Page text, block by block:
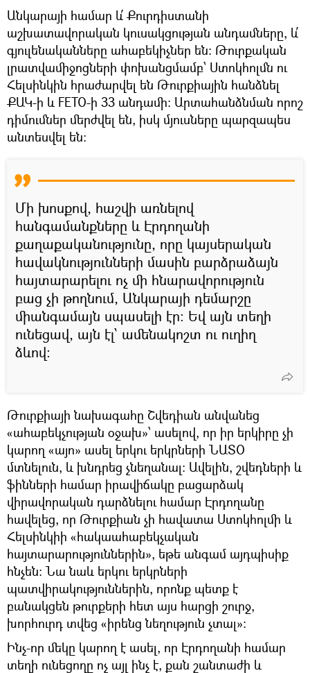
Անկարայի համար և՛ Քուրդիստանի
աշխատավորական կուսակցության անդամները, և՛
գյուլենականները ահաբեկիչներ են։ Թուրքական
լրատվամիջոցների փոխանցմամբ՝ Ստոկհոլմն ու
Հելսինկին հրաժարվել են Թուրքիային հանձնել
ՔԱԿ-ի և FETO-ի 33 անդամի։ Արտահանձնման որոշ
դիմումներ մերժվել են, իսկ մյուսները պարզապես
անտեսվել են։
Մի խոսքով, հաշվի առնելով
հանգամանքները և Էրդողանի
քաղաքականությունը, որը կայսերական
հավակնությունների մասին բարձրաձայն
հայտարարելու ոչ մի հնարավորություն
բաց չի թողնում, Անկարայի դեմարշը
միանգամայն սպասելի էր։ Եվ այն տեղի
ունեցավ, այն էլ՝ ամենակոշտ ու ուղիղ
ձևով։
Թուրքիայի նախագահը Շվեդիան անվանեց
«ահաբեկչության օջախ»՝ ասելով, որ իր երկիրը չի
կարող «այո» ասել երկու երկրների ՆԱՏՕ
մտնելուն, և խնդրեց չնեղանալ։ Ավելին, շվեդների և
ֆինների համար իրավիճակը բացարձակ
վիրավորական դարձնելու համար Էրդողանը
հավելեց, որ Թուրքիան չի հավատա Ստոկհոլմի և
Հելսինկիի «հակաահաբեկչական
հայտարարություններին», եթե անգամ այդպիսիք
հնչեն։ Նա նաև երկու երկրների
պատվիրակություններին, որոնք պետք է
բանակցեն թուրքերի հետ այս հարցի շուրջ,
խորհուրդ տվեց «իրենց նեղություն չտալ»։
Ինչ-որ մեկը կարող է ասել, որ Էրդողանի համար
տեղի ունեցողը ոչ այլ ինչ է, քան շանտաժի և